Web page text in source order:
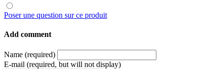
Poser une question sur ce produit
Add comment
Name (required)
E-mail (required, but will not display)